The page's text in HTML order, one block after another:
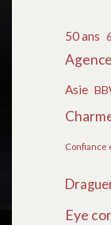
50 ans
Asie
Confiance
Eye